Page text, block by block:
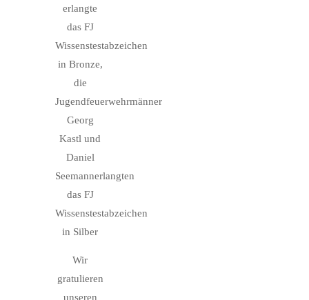
erlangte
das FJ
Wissenstestabzeichen
in Bronze,
die
Jugendfeuerwehrmänner
Georg
Kastl und
Daniel
Seemannerlangten
das FJ
Wissenstestabzeichen
in Silber
Wir
gratulieren
unseren